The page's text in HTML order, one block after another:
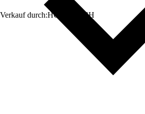
Verkauf durch:HORNBACH